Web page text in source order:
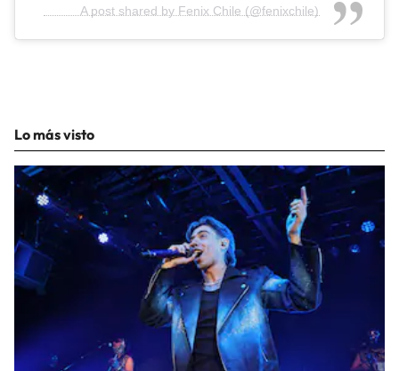
A post shared by Fenix Chile (@fenixchile)
Lo más visto